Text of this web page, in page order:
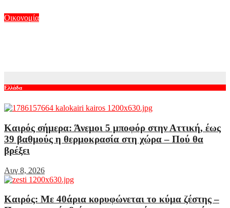
Οικονομία
Ελλάδα
Καιρός σήμερα: Άνεμοι 5 μποφόρ στην Αττική, έως
39 βαθμούς η θερμοκρασία στη χώρα – Πού θα
βρέξει
Αυγ 8, 2026
Καιρός: Με 40άρια κορυφώνεται το κύμα ζέστης –